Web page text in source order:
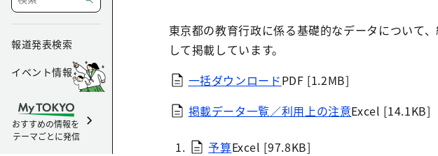
報道発表検索
イベント情報
おすすめの情報を
テーマごとに発信
東京都の教育行政に係る基礎的なデータについて
して掲載しています。
一括ダウンロードPDF [1.2MB]
掲載データ一覧／利用上の注意Excel [14.1KB]
予算Excel [97.8KB]